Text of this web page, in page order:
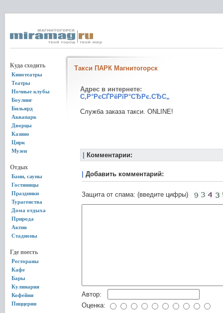
Куда сходить
Кинотеатры
Театры
Ночные клубы
Боулинг
Бильярд
Аквапарк
Дворцы
Казино
Цирк
Музеи
Отдых
Бани, сауны
Гостиницы
Праздники
Турагенства
Дома отдыха
Природа
Актив
Стадионы
Где поесть
Рестораны
Кафе
Бары
Кулинария
Кофейни
Пиццерии
Такси ПАРК Магнитогорск
Адрес в интернете:
С‚Р°РєСЃРёРїР°СЂРє.СЂС„
Служба заказа такси. ONLINE!
Комментарии:
Добавить комментарий:
Защита от спама: (введите цифры)
Автор:
Оценка: